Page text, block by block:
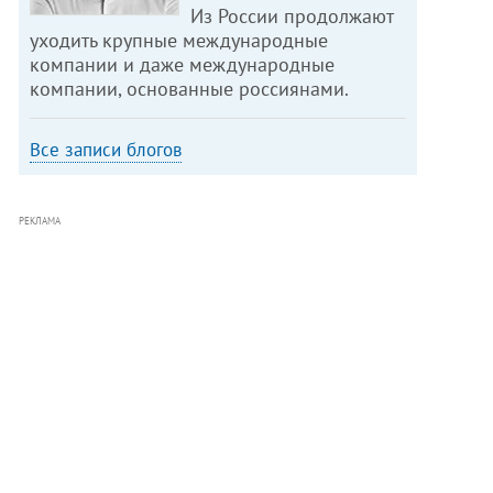
Из России продолжают
уходить крупные международные
компании и даже международные
компании, основанные россиянами.
Все записи блогов
РЕКЛАМА